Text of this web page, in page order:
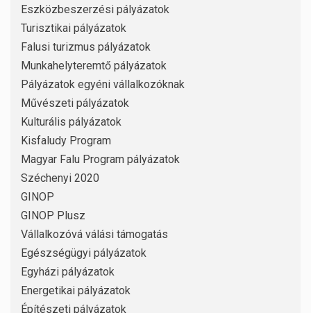
Eszközbeszerzési pályázatok
Turisztikai pályázatok
Falusi turizmus pályázatok
Munkahelyteremtő pályázatok
Pályázatok egyéni vállalkozóknak
Művészeti pályázatok
Kulturális pályázatok
Kisfaludy Program
Magyar Falu Program pályázatok
Széchenyi 2020
GINOP
GINOP Plusz
Vállalkozóvá válási támogatás
Egészségügyi pályázatok
Egyházi pályázatok
Energetikai pályázatok
Építészeti pályázatok